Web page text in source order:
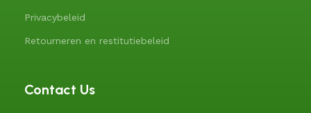
Privacybeleid
Retourneren en restitutiebeleid
Contact Us